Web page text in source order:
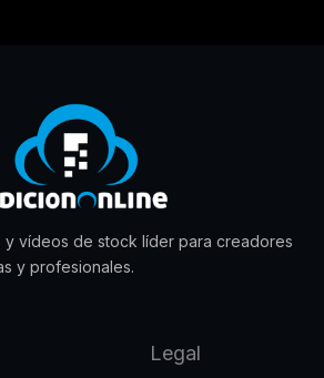
y vídeos de stock líder para creadores
y profesionales.
Legal